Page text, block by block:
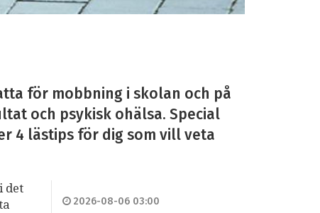
för mobbning i skolan och på
och psykisk ohälsa. Special
4 lästips för dig som vill veta
det
2026-08-06 03:00